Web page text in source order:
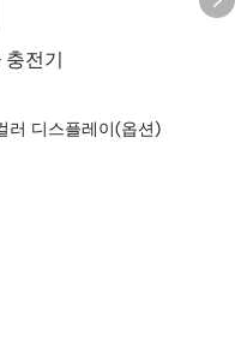
전기
러 디스플레이(옵션)